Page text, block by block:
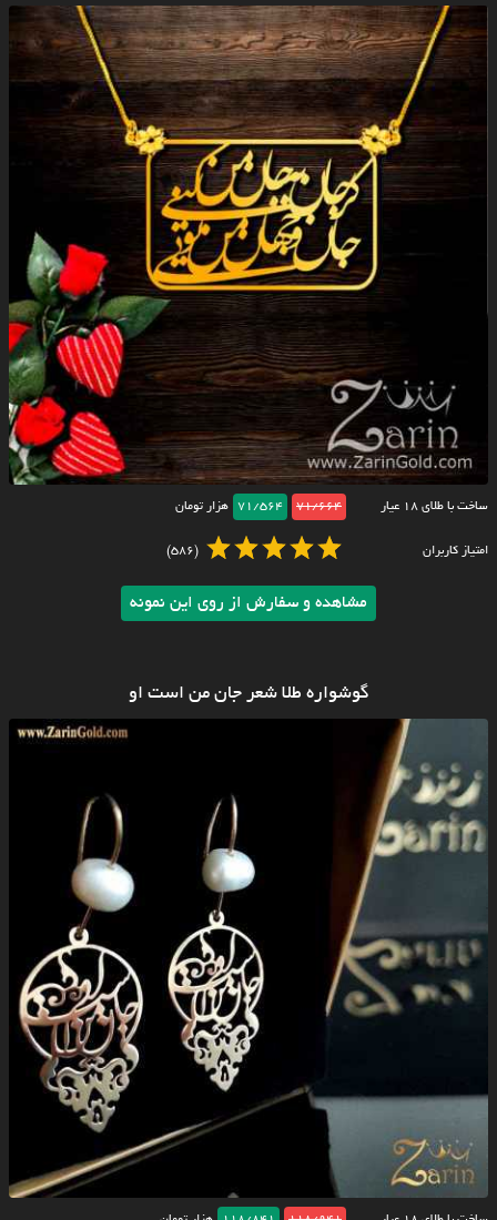
ساخت با طلای ۱۸ عیار 71/664
71/564 هزار تومان
امتیاز کاربران (586)
مشاهده و سفارش از روی این نمونه
گوشواره طلا شعر جان من است او